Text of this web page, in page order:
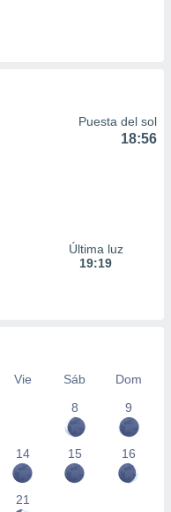
Puesta del sol
18:56
Última luz
19:19
Vie Sáb
Dom
8
9
14 15 16
21